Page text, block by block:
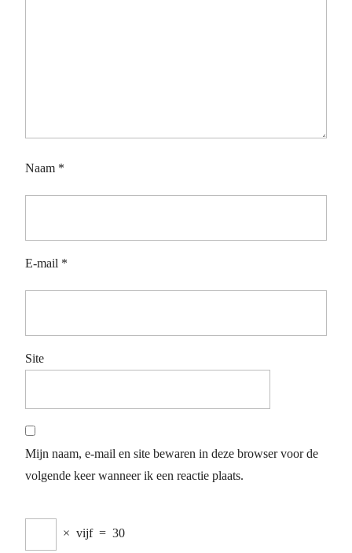
Naam *
E-mail *
Site
Mijn naam, e-mail en site bewaren in deze browser voor de
volgende keer wanneer ik een reactie plaats.
× vijf = 30